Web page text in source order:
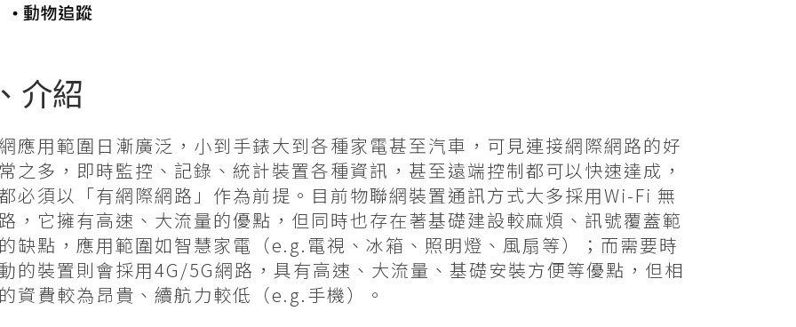
介紹
應用範圍日漸廣泛，小到手錶大到各種家電甚至汽車，可見連接網際網路的好
之多，即時監控、記錄、統計裝置各種資訊，甚至遠端控制都可以快速達成，
必須以「有網際網路」作為前提。目前物聯網裝置通訊方式大多採用Wi-Fi 無
，它擁有高速、大流量的優點，但同時也存在著基礎建設較麻煩、訊號覆蓋範
缺點，應用範圍如智慧家電（e.g.電視、冰箱、照明燈、風扇等）；而需要時
的裝置則會採用4G/5G網路，具有高速、大流量、基礎安裝方便等優點，但相
資費較為昂貴、續航力較低（e.g.手機）。